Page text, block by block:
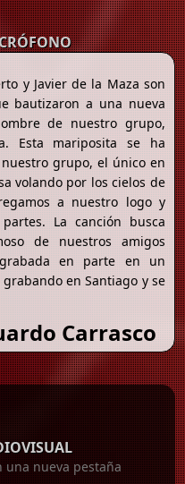
y Javier de la Maza son
bautizaron a una nueva
de nuestro grupo,
Esta mariposita se ha
grupo, el único en
volando por los cielos de
a nuestro logo y
La canción busca
de nuestros amigos
en parte en un
en Santiago y se
Carrasco
una nueva pestaña